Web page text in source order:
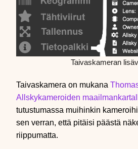
Taivaskameran
Taivaskamera on mukana
Allskykameroiden
tutustumassa muihinkin
sen verran, että pitäisi päästä
riippumatta.